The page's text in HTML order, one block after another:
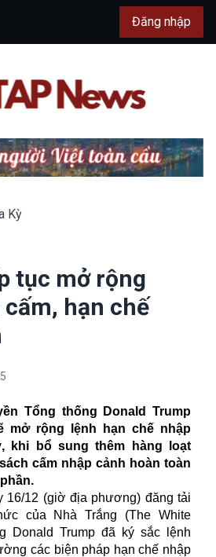
Đăng nhập
Kỳ
tục mở rộng
hạn chế
Tổng thống Donald Trump
mở rộng lệnh hạn chế nhập
khi bổ sung thêm hàng loạt
cấm nhập cảnh hoàn toàn
16/12 (giờ địa phương) đăng tải
của Nhà Trắng (The White
Donald Trump đã ký sắc lệnh
các biện pháp hạn chế nhập